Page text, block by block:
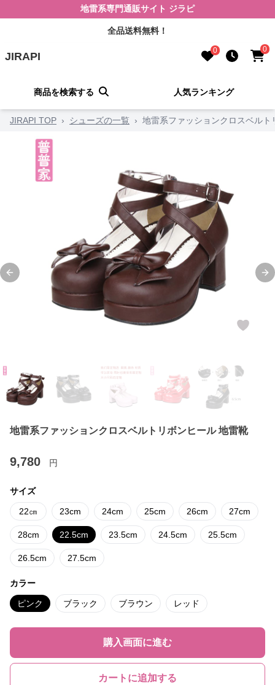
地雷系専門通販サイト ジラピ
全品送料無料！
JIRAPI 0 0
商品を検索する 人気ランキング
JIRAPI TOP › シューズの一覧 › 地雷系ファッションクロスベルト
Previous slide
地雷系ファッションクロスベルトリボンヒール 地雷靴
9,780 円
サイズ
22㎝ 23cm 24cm 25cm 26cm 27cm
28cm 22.5cm 23.5cm 24.5cm 25.5cm
26.5cm 27.5cm
カラー
ピンク ブラック ブラウン レッド
購入画面に進む
カートに追加する